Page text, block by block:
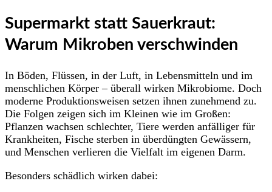
Supermarkt statt Sauerkraut:
Warum Mikroben verschwinden
In Böden, Flüssen, in der Luft, in Lebensmitteln und im
menschlichen Körper – überall wirken Mikrobiome. Doch
moderne Produktionsweisen setzen ihnen zunehmend zu.
Die Folgen zeigen sich im Kleinen wie im Großen:
Pflanzen wachsen schlechter, Tiere werden anfälliger für
Krankheiten, Fische sterben in überdüngten Gewässern,
und Menschen verlieren die Vielfalt im eigenen Darm.
Besonders schädlich wirken dabei: